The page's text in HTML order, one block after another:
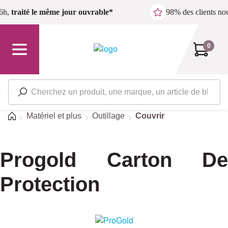
Passer au contenu principal
traité le même jour ouvrable* 98% des clients
0
Accueil
Matériel et plus Outillage Couvrir
Progold Carton De
Protection